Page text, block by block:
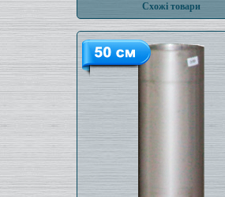
Схожі товари